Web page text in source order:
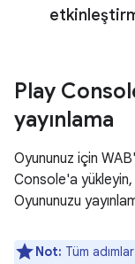
Play
yayınlama
Oyununuz için
Console'a yükleyin,
Oyununuzu
Not: Tüm